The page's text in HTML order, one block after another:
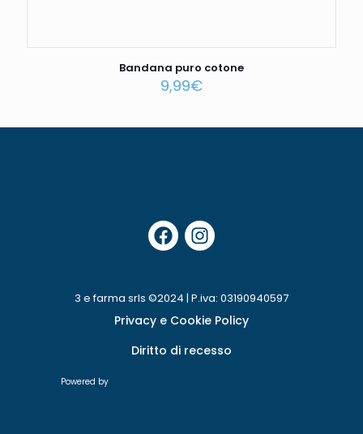
Bandana puro cotone
9,99€
3 e farma srls ©2024 | P.iva: 03190940597
Privacy e Cookie Policy
Diritto di recesso
Powered by